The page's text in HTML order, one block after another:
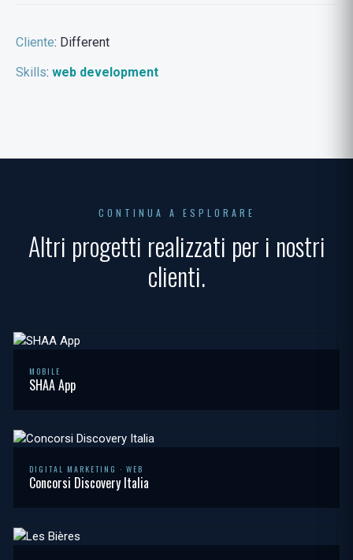
Cliente: Different
Skills: web development
CONTINUA A ESPLORARE
Altri progetti realizzati per i nostri
clienti.
MOBILE
SHAA App
DIGITAL MARKETING · WEB
Concorsi Discovery Italia